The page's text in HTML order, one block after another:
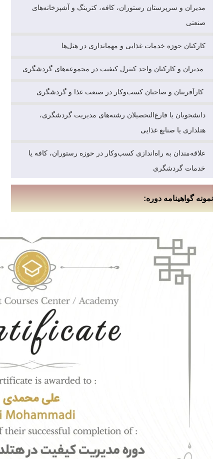
مدیران و سرپرستان رستوران، کافه، کترینگ و آشپزخانه‌های
صنعتی
کارکنان حوزه خدمات غذایی و مهمانداری در هتل‌ها
مدیران و کارکنان واحد کنترل کیفیت در مجموعه‌های گردشگری
کارآفرینان و صاحبان کسب‌وکار در صنعت غذا و گردشگری
دانشجویان یا فارغ‌التحصیلان رشته‌های مدیریت گردشگری،
هتلداری یا صنایع غذایی
علاقه‌مندان به راه‌اندازی کسب‌وکار در حوزه رستوران، کافه یا
خدمات گردشگری
نمونه گواهینامه دوره: